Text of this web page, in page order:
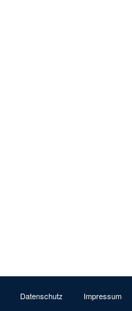
Datenschutz Impressum